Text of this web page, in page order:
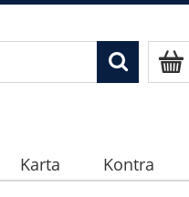
Karta Kontra